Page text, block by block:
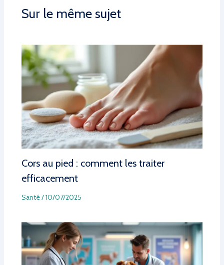
Sur le même sujet
Cors au pied : comment les traiter
efficacement
Santé/10/07/2025